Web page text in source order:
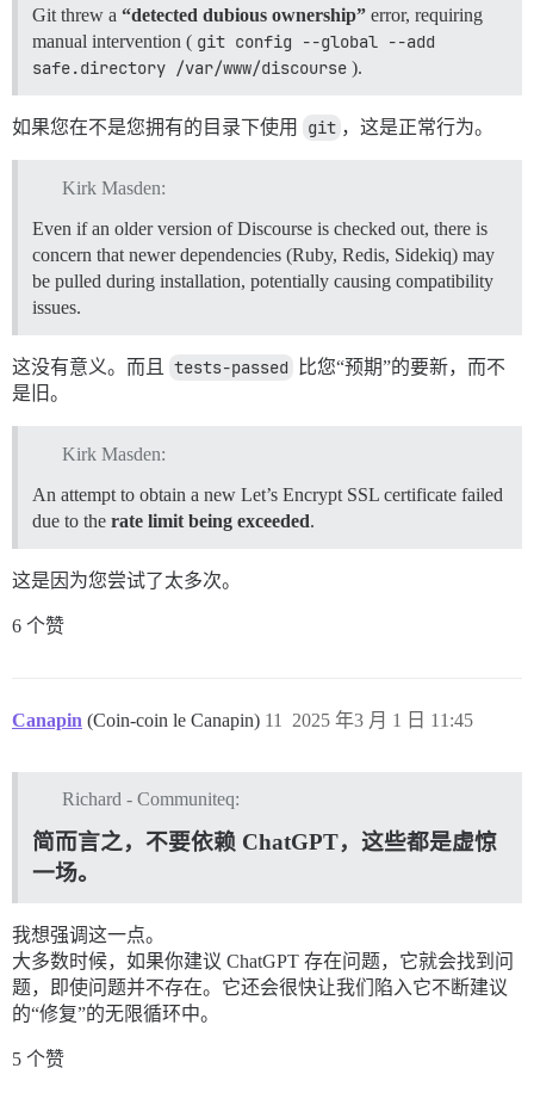
Git threw a “detected dubious ownership” error, requiring
manual intervention ( git config --global --add
safe.directory /var/www/discourse ).
如果您在不是您拥有的目录下使用 git ，这是正常行为。
Kirk Masden:
Even if an older version of Discourse is checked out, there is
concern that newer dependencies (Ruby, Redis, Sidekiq) may
be pulled during installation, potentially causing compatibility
issues.
这没有意义。而且 tests-passed
比您“预期”的要新，而不
是旧。
Kirk Masden:
An attempt to obtain a new Let’s Encrypt SSL certificate failed
due to the rate limit being exceeded.
这是因为您尝试了太多次。
6 个赞
Canapin (Coin-coin le Canapin) 2025 年3 月 1 日 11:45
11
Richard - Communiteq:
简而言之，不要依赖 ChatGPT，这些都是虚惊
一场。
我想强调这一点。
大多数时候，如果你建议 ChatGPT 存在问题，它就会找到问
题，即使问题并不存在。它还会很快让我们陷入它不断建议
的“修复”的无限循环中。
5 个赞